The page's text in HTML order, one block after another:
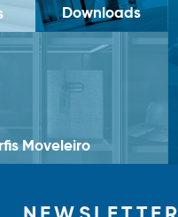
Downloads
Moveleiro